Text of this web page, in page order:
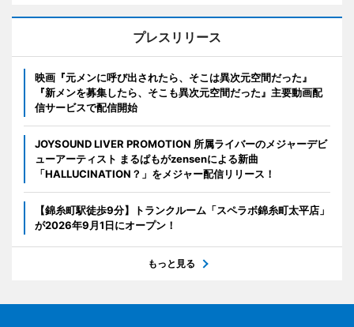
プレスリリース
映画『元メンに呼び出されたら、そこは異次元空間だった』
『新メンを募集したら、そこも異次元空間だった』主要動画配
信サービスで配信開始
JOYSOUND LIVER PROMOTION 所属ライバーのメジャーデビ
ューアーティスト まるぱもがzensenによる新曲
「HALLUCINATION？」をメジャー配信リリース！
【錦糸町駅徒歩9分】トランクルーム「スペラボ錦糸町太平店」
が2026年9月1日にオープン！
もっと見る